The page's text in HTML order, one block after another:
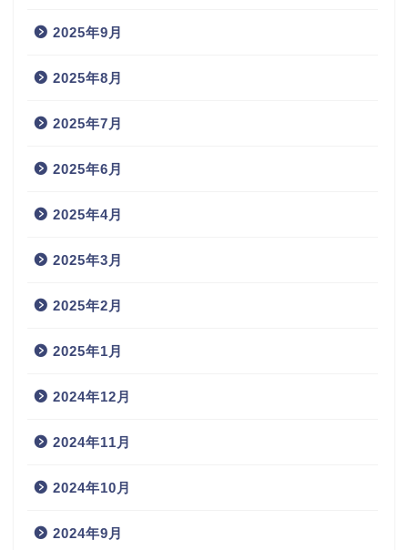
2025年9月
2025年8月
2025年7月
2025年6月
2025年4月
2025年3月
2025年2月
2025年1月
2024年12月
2024年11月
2024年10月
2024年9月